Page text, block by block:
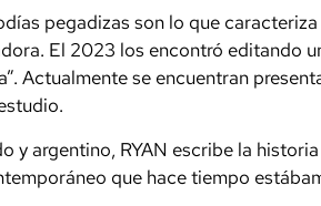
pegadizas son lo que
El 2023 los encontró editando
Actualmente se encuentran
y argentino, RYAN escribe la
que hace tiempo